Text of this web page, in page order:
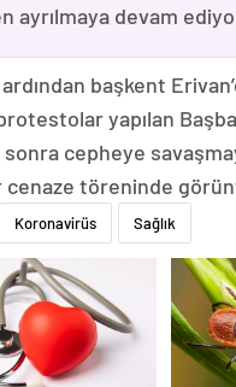
ayrılmaya devam
başkent
yapılan
cepheye
töreninde
Koronavirüs Sağlık